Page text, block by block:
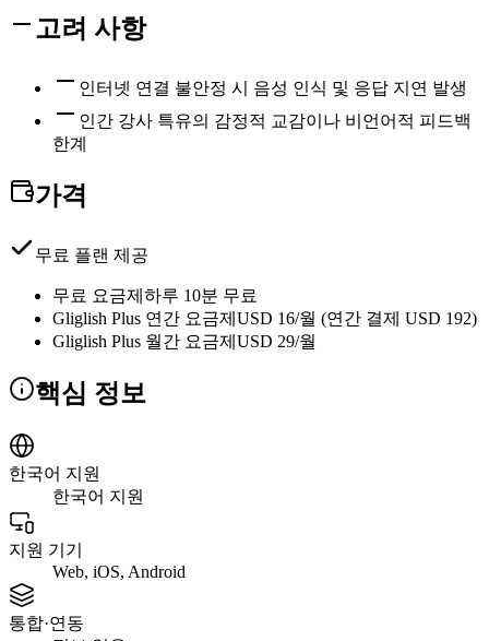
고려 사항
인터넷 연결 불안정 시 음성 인식 및 응답 지연 발생
인간 강사 특유의 감정적 교감이나 비언어적 피드백
한계
가격
무료 플랜 제공
무료 요금제 하루 10분 무료
Gliglish Plus 연간 요금제 USD 16/월 (연간 결제 USD 192)
Gliglish Plus 월간 요금제 USD 29/월
핵심 정보
한국어 지원
한국어 지원
지원 기기
Web, iOS, Android
통합·연동